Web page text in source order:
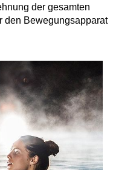
der gesamten
den Bewegungsapparat